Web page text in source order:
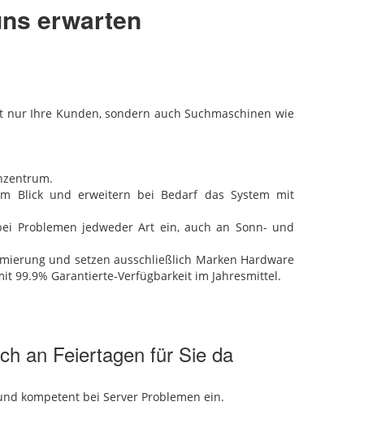
erwarten
Ihre Kunden, sondern auch Suchmaschinen wie
Blick und erweitern bei Bedarf das System mit
Problemen jedweder Art ein, auch an Sonn- und
und setzen ausschließlich Marken Hardware
99.9% Garantierte-Verfügbarkeit im Jahresmittel.
an Feiertagen für Sie da
kompetent bei Server Problemen ein.